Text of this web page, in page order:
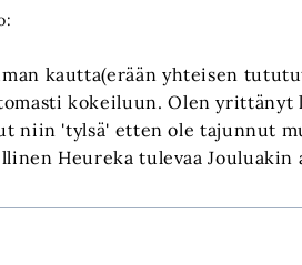
kautta(erään yhteisen
kokeiluun. Olen yrittänyt
niin 'tylsä' etten ole tajunnut
Heureka tulevaa Jouluakin